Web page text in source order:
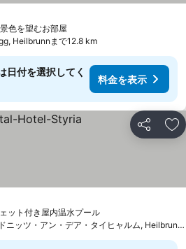
色を望むお部屋
Heilbrunnまで12.8 km
日付を選択してく
料金を表示
シェア お
ット付き屋内温水プール
フランドニッツ・アン・デア・タイヒャルム, Heilbrunnまで11.3 km